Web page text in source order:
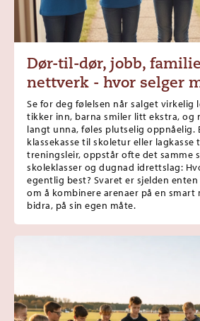
Dør-til-dør, jobb,
nettverk - hvor selger
Se for deg følelsen når salget virkelig
tikker inn, barna smiler litt ekstra, og
langt unna, føles plutselig oppnåelig.
klassekasse til skoletur eller lagkasse
treningsleir, oppstår ofte det samme
skoleklasser og dugnad idrettslag:
egentlig best? Svaret er sjelden
om å kombinere arenaer på en smart
bidra, på sin egen måte.